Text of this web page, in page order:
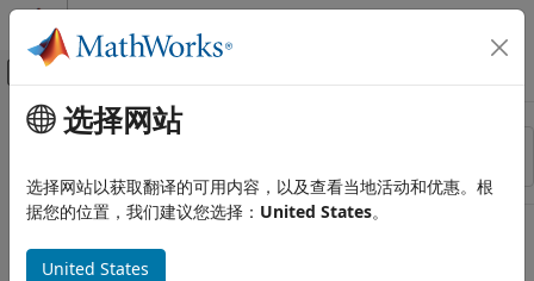
跳到内容
画布外导航菜单切换
资源
状态
主要内容
选择网站
选择网站以获取翻译的可用内容，以及查看当地活动和优惠。根
据您的位置，我们建议您选择： United States。
United States